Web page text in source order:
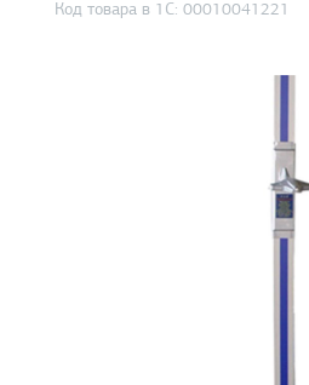
Код товара в 1С: 00010041221